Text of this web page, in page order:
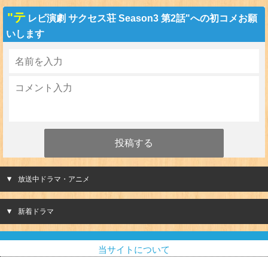
"テ レビ演劇 サクセス荘 Season3 第2話"への初コメお願
いします
放送中ドラマ・アニメ
新着ドラマ
当サイトについて